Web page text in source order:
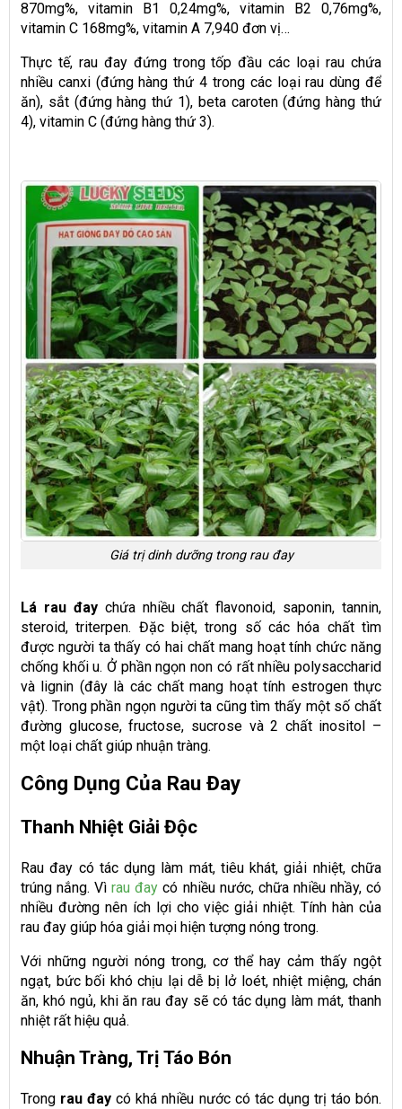
870mg%, vitamin B1 0,24mg%, vitamin B2 0,76mg%,
vitamin C 168mg%, vitamin A 7,940 đơn vị…
Thực tế, rau đay đứng trong tốp đầu các loại rau chứa
nhiều canxi (đứng hàng thứ 4 trong các loại rau dùng để
ăn), sắt (đứng hàng thứ 1), beta caroten (đứng hàng thứ
4), vitamin C (đứng hàng thứ 3).
Giá trị dinh dưỡng trong rau đay
Lá rau đaychứa nhiều chất flavonoid, saponin, tannin,
steroid, triterpen. Đặc biệt, trong số các hóa chất tìm
được người ta thấy có hai chất mang hoạt tính chức năng
chống khối u. Ở phần ngọn non có rất nhiều polysaccharid
và lignin (đây là các chất mang hoạt tính estrogen thực
vật). Trong phần ngọn người ta cũng tìm thấy một số chất
đường glucose, fructose, sucrose và 2 chất inositol –
một loại chất giúp nhuận tràng.
Công Dụng Của Rau Đay
Thanh Nhiệt Giải Độc
Rau đay có tác dụng làm mát, tiêu khát, giải nhiệt, chữa
trúng nắng. Vìrau đay có nhiều nước, chữa nhiều nhầy, có
nhiều đường nên ích lợi cho việc giải nhiệt. Tính hàn của
rau đay giúp hóa giải mọi hiện tượng nóng trong.
Với những người nóng trong, cơ thể hay cảm thấy ngột
ngạt, bức bối khó chịu lại dễ bị lở loét, nhiệt miệng, chán
ăn, khó ngủ, khi ăn rau đay sẽ có tác dụng làm mát, thanh
nhiệt rất hiệu quả.
Nhuận Tràng, Trị Táo Bón
Trong rau đay có khá nhiều nước có tác dụng trị táo bón.